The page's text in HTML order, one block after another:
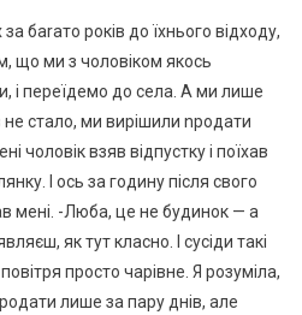
баrато років до їхнього відходу,
що ми з чоловіком якось
і переїдемо до села. А ми лише
не стало, ми вирішили nродати
чоловік взяв відпустку і поїхав
І ось за годину після свого
мені. -Люба, це не будинок — а
як тут класно. І сусіди такі
просто чарівне. Я розуміла,
лише за пару днів, але